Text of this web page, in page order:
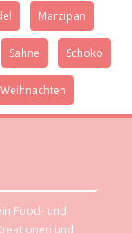
Marzipan
Sahne Schoko
Weihnachten
Food- und
und